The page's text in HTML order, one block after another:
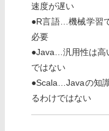
速度が遅い
●R言語…機械学習
必要
●Java…汎用性は高
ではない
●Scala…Javaの知
るわけではない